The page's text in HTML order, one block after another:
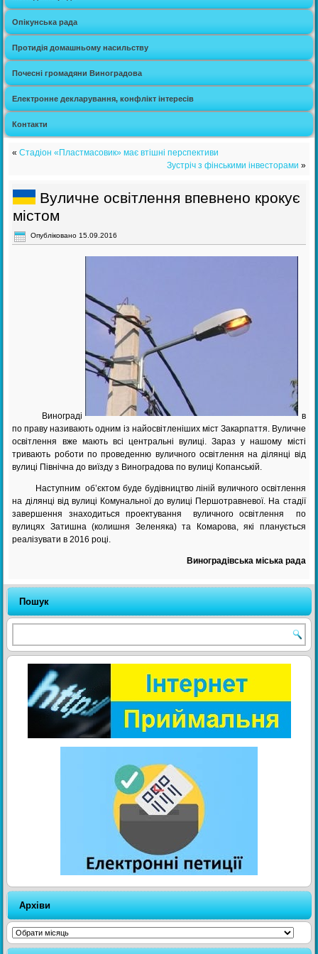
Опікунська рада
Протидія домашньому насильству
Почесні громадяни Виноградова
Електронне декларування, конфлікт інтересів
Контакти
«Стадіон «Пластмасовик» має втішні перспективи
Зустріч з фінськими інвесторами »
Вуличне освітлення впевнено крокує
містом
Опубліковано 15.09.2016
Винограді
в
по праву називають одним із найосвітленіших міст Закарпаття. Вуличне
освітлення вже мають всі центральні вулиці. Зараз у нашому місті
тривають роботи по проведенню вуличного освітлення на ділянці від
вулиці Північна до виїзду з Виноградова по вулиці Копанській.
Наступним об’єктом буде будівництво ліній вуличного освітлення
на ділянці від вулиці Комунальної до вулиці Першотравневої. На стадії
завершення знаходиться проектування вуличного освітлення по
вулицях Затишна (колишня Зеленяка) та Комарова, які планується
реалізувати в 2016 році.
Виноградівська міська рада
Пошук
Архіви
Архіви